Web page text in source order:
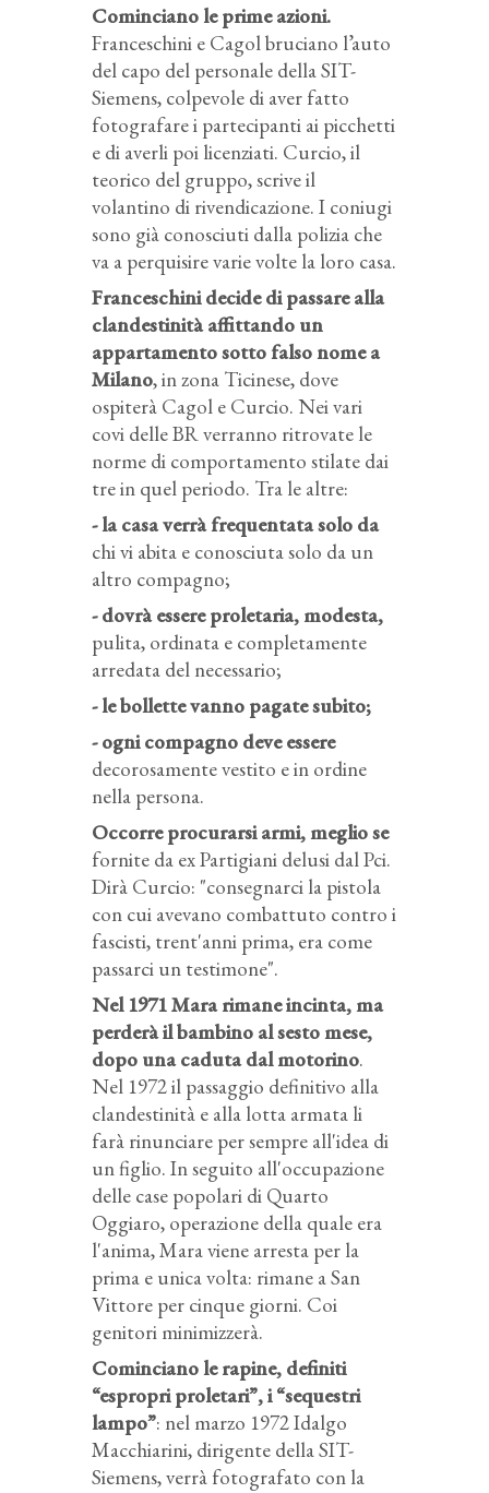
Cominciano le prime azioni.
Franceschini e Cagol bruciano l’auto
del capo del personale della SIT-
Siemens, colpevole di aver fatto
fotografare i partecipanti ai picchetti
e di averli poi licenziati. Curcio, il
teorico del gruppo, scrive il
volantino di rivendicazione. I coniugi
sono già conosciuti dalla polizia che
va a perquisire varie volte la loro casa.
Franceschini decide di passare alla
clandestinità affittando un
appartamento sotto falso nome a
Milano, in zona Ticinese, dove
ospiterà Cagol e Curcio. Nei vari
covi delle BR verranno ritrovate le
norme di comportamento stilate dai
tre in quel periodo. Tra le altre:
- la casa verrà frequentata solo da
chi vi abita e conosciuta solo da un
altro compagno;
- dovrà essere proletaria, modesta,
pulita, ordinata e completamente
arredata del necessario;
- le bollette vanno pagate subito;
- ogni compagno deve essere
decorosamente vestito e in ordine
nella persona.
Occorre procurarsi armi, meglio se
fornite da ex Partigiani delusi dal Pci.
Dirà Curcio: "consegnarci la pistola
con cui avevano combattuto contro i
fascisti, trent'anni prima, era come
passarci un testimone".
Nel 1971 Mara rimane incinta, ma
perderà il bambino al sesto mese,
dopo una caduta dal motorino.
Nel 1972 il passaggio definitivo alla
clandestinità e alla lotta armata li
farà rinunciare per sempre all'idea di
un figlio. In seguito all'occupazione
delle case popolari di Quarto
Oggiaro, operazione della quale era
l'anima, Mara viene arresta per la
prima e unica volta: rimane a San
Vittore per cinque giorni. Coi
genitori minimizzerà.
Cominciano le rapine, definiti
“espropri proletari”, i “sequestri
lampo”: nel marzo 1972 Idalgo
Macchiarini, dirigente della SIT-
Siemens, verrà fotografato con la